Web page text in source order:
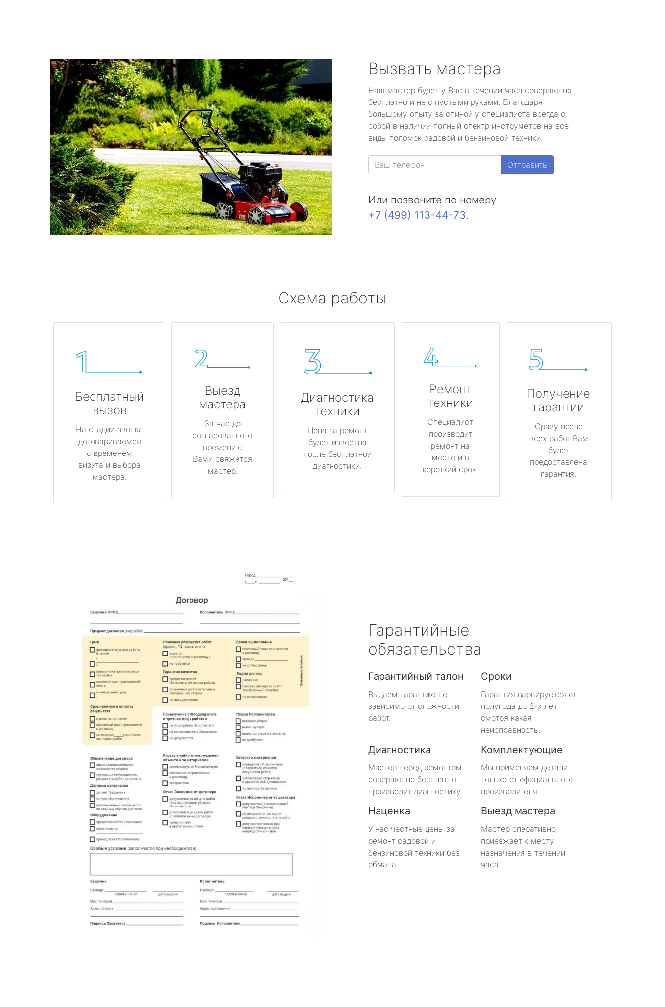
Вызвать мастера
Наш мастер будет у Вас в течении часа совершенно
бесплатно и не с пустыми руками. Благодаря
большому опыту за спиной у специалиста всегда с
собой в наличии полный спектр инструметов на все
виды поломок садовой и бензиновой техники.
Отправить
Или позвоните по номеру
+7 (499) 113-44-73.
Схема работы
Бесплатный
вызов
На стадии звонка
договариваемся
с временем
визита и выбора
мастера.
Выезд
мастера
За час до
согласованного
времени с
Вами свяжется
мастер.
Диагностика
техники
Цена за ремонт
будет известна
после бесплатной
диагностики.
Ремонт
техники
Специалист
производит
ремонт на
месте и в
короткий срок.
Получение
гарантии
Сразу после
всех работ Вам
будет
предоставлена
гарантия.
Гарантийные
обязательства
Гарантийный талон
Выдаем гарантию не
зависимо от сложности
работ.
Сроки
Гарантия варьируется от
полугода до 2-х лет
смотря какая
неисправность.
Диагностика
Мастер перед ремонтом
совершенно бесплатно
производит диагностику.
Комплектующие
Мы применяем детали
только от официального
производителя.
Наценка
У нас честные цены за
ремонт садовой и
бензиновой техники без
обмана.
Выезд мастера
Мастер оперативно
приезжает к месту
назначения в течении
часа.